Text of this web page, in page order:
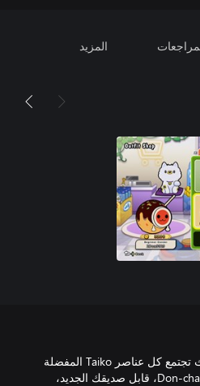
المزيد
مرحبًا بك في مدينة Omiko، حيث تجتمع كل عناصر Taiko المفضلة
لدى الجميع في مكان واحد! مع Don-chan، قابل صديقك الجديد،